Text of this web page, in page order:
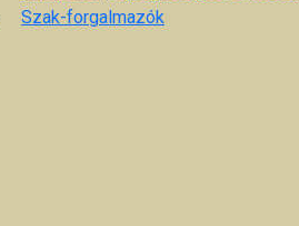
Szak-forgalmazók